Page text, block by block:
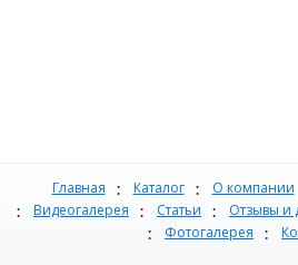
Главная Каталог О компании
Видеогалерея
Статьи Отзывы и
Фотогалерея